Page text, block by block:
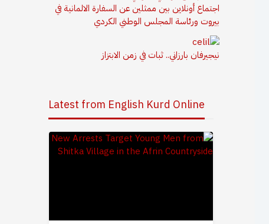
اجتماع أونلاين بين ممثلين عن السفارة الالمانية في
بيروت ورئاسة المجلس الوطني الكردي
نيجيرفان بارزاني.. ثبات في زمن الابتزاز
Latest from English Kurd Online